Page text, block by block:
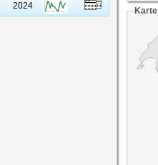
2024 Karte